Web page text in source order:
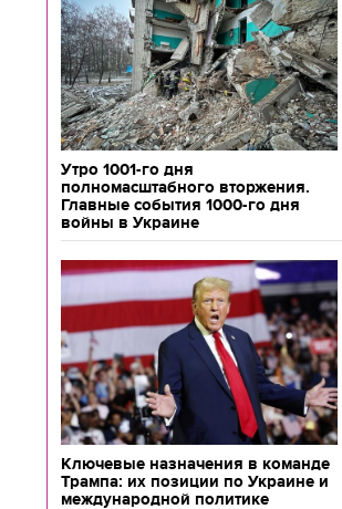
Утро 1001-го дня
полномасштабного вторжения.
Главные события 1000-го дня
войны в Украине
Ключевые назначения в команде
Трампа: их позиции по Украине и
международной политике